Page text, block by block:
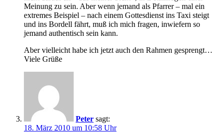
Meinung zu sein. Aber wenn jemand als Pfarrer – mal ein
extremes Beispiel – nach einem Gottesdienst ins Taxi steigt
und ins Bordell fährt, muß ich mich fragen, inwiefern so
jemand authentisch sein kann.
Aber vielleicht habe ich jetzt auch den Rahmen gesprengt…
Viele Grüße
Peter sagt:
18. März 2010 um 10:58 Uhr